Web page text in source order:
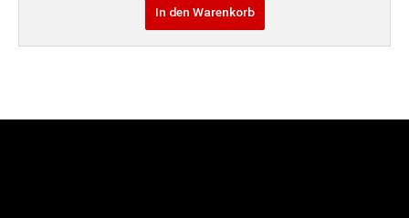
In den Warenkorb